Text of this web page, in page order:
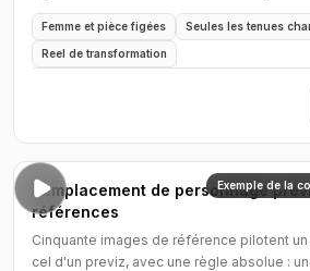
Femme et pièce figées Seules les tenues
Reel de transformation
Exemple de la
Remplacement de personnage
références
Cinquante images de référence pilotent
cel d'un previz, avec une règle absolue :